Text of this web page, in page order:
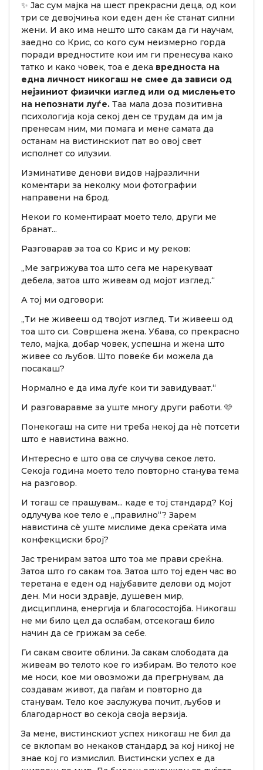
✨ Јас сум мајка на шест прекрасни деца, од кои
три се девојчиња кои еден ден ќе станат силни
жени. И ако има нешто што сакам да ги научам,
заедно со Крис, со кого сум неизмерно горда
поради вредностите кои им ги пренесува како
татко и како човек, тоа е дека вредноста на
една личност никогаш не смее да зависи од
нејзиниот физички изглед или од мислењето
на непознати луѓе. Таа мала доза позитивна
психологија која секој ден се трудам да им ја
пренесам ним, ми помага и мене самата да
останам на вистинскиот пат во овој свет
исполнет со илузии.
Изминативе денови видов најразлични
коментари за неколку мои фотографии
направени на брод.
Некои го коментираат моето тело, други ме
бранат...
Разговарав за тоа со Крис и му реков:
„Ме загрижува тоа што сега ме нарекуваат
дебела, затоа што живеам од мојот изглед.“
А тој ми одговори:
„Ти не живееш од твојот изглед. Ти живееш од
тоа што си. Совршена жена. Убава, со прекрасно
тело, мајка, добар човек, успешна и жена што
живее со љубов. Што повеќе би можела да
посакаш?
Нормално е да има луѓе кои ти завидуваат.“
И разговаравме за уште многу други работи. 🩷
Понекогаш на сите ни треба некој да нè потсети
што е навистина важно.
Интересно е што ова се случува секое лето.
Секоја година моето тело повторно станува тема
на разговор.
И тогаш се прашувам... каде е тој стандард? Кој
одлучува кое тело е „правилно“? Зарем
навистина сè уште мислиме дека среќата има
конфекциски број?
Јас тренирам затоа што тоа ме прави среќна.
Затоа што го сакам тоа. Затоа што тој еден час во
теретана е еден од најубавите делови од мојот
ден. Ми носи здравје, душевен мир,
дисциплина, енергија и благосостојба. Никогаш
не ми било цел да ослабам, отсекогаш било
начин да се грижам за себе.
Ги сакам своите облини. Ја сакам слободата да
живеам во телото кое го избирам. Во телото кое
ме носи, кое ми овозможи да прегрнувам, да
создавам живот, да паѓам и повторно да
станувам. Тело кое заслужува почит, љубов и
благодарност во секоја своја верзија.
За мене, вистинскиот успех никогаш не бил да
се вклопам во некаков стандард за кој никој не
знае кој го измислил. Вистински успех е да